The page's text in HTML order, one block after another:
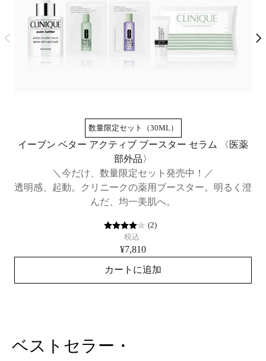
数量限定セット（30ML）
イーブン ベター アクティブ ブースター セラム​ 〈医薬
部外品〉
＼今だけ、数量限定セット発売中！／
透明感、起動。クリニークの薬用ブースター。明るく澄
んだ、均一美肌へ。
(2)
税込
¥7,810
カートに追加
ベストセラー・